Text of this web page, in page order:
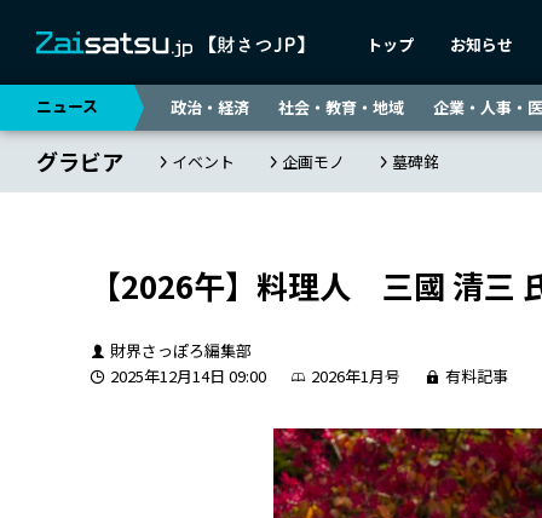
トップ お知らせ
ニュース 政治・経済 社会・教育・地域 企業・人事・
グラビア イベント 企画モノ 墓碑銘
【2026午】料理人 三國 清三
財界さっぽろ編集部
2025年12月14日 09:00
2026年1月号 有料記事